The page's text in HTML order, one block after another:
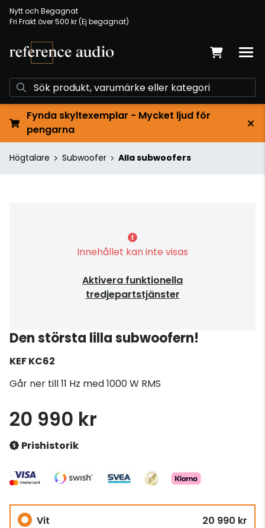
Nytt och Begagnat
Fri Frakt över 500 kr (Ej begagnat)
Fynda skyltexemplar - Mycket ljud för
pengarna
Högtalare Subwoofer Alla subwoofers
Innehållet kan inte visas
Aktivera funktionella
tredjepartstjänster
Den största lilla subwoofern!
KEFKC62
Går ner till 11 Hz med 1000 W RMS
20 990 kr
Prishistorik
Vit
20 990 kr